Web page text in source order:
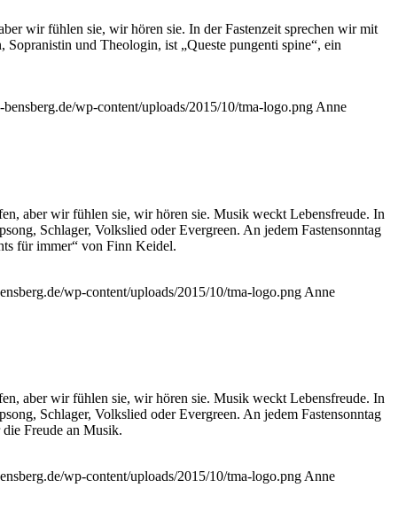
wir fühlen sie, wir hören sie. In der Fastenzeit sprechen wir mit
und Theologin, ist „Queste pungenti spine“, ein
bensberg.de/wp-content/uploads/2015/10/tma-logo.png Anne
aber wir fühlen sie, wir hören sie. Musik weckt Lebensfreude. In
Schlager, Volkslied oder Evergreen. An jedem Fastensonntag
für immer“ von Finn Keidel.
wp-content/uploads/2015/10/tma-logo.png Anne
aber wir fühlen sie, wir hören sie. Musik weckt Lebensfreude. In
Schlager, Volkslied oder Evergreen. An jedem Fastensonntag
Freude an Musik.
wp-content/uploads/2015/10/tma-logo.png Anne